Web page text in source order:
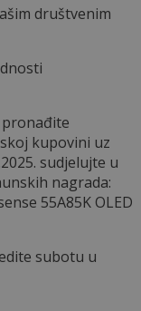
društvenim
kupovini uz
sudjelujte u
nagrada:
55A85K OLED
subotu u